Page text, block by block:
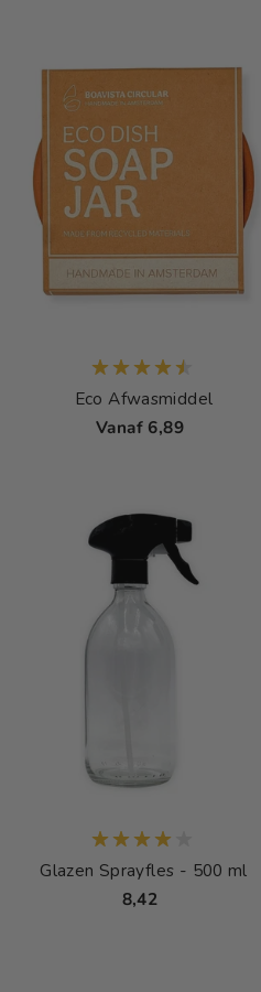
Eco Afwasmiddel
Vanaf 6,89
Glazen Sprayfles - 500 ml
8,42